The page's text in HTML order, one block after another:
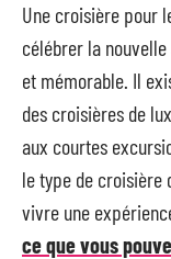
Une croisière pour
célébrer la
et mémorable. Il
des croisières de
aux courtes
le type de croisière
vivre une
ce que vous